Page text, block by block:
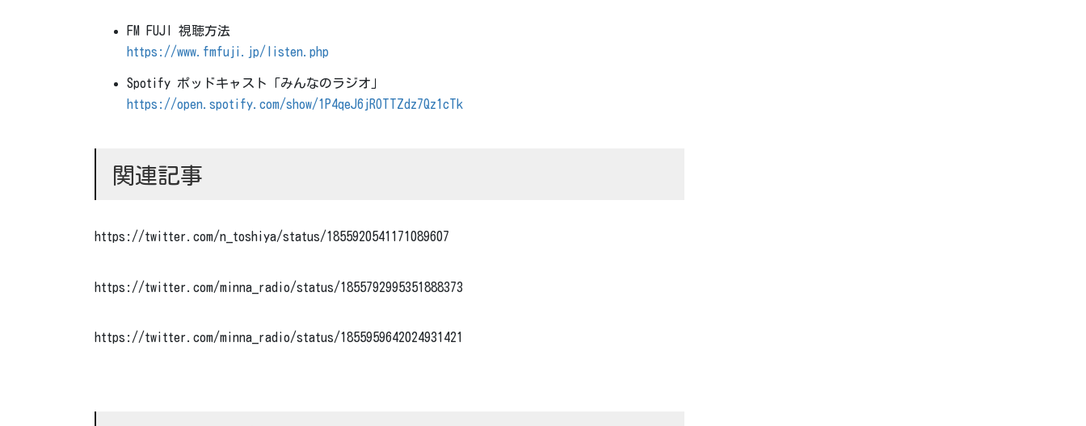
FM FUJI 視聴方法
https://www.fmfuji.jp/listen.php
Spotify ポッドキャスト「みんなのラジオ」
https://open.spotify.com/show/1P4qeJ6jROTTZdz7Qz1cTk
関連記事
https://twitter.com/n_toshiya/status/1855920541171089607
https://twitter.com/minna_radio/status/1855792995351888373
https://twitter.com/minna_radio/status/1855959642024931421